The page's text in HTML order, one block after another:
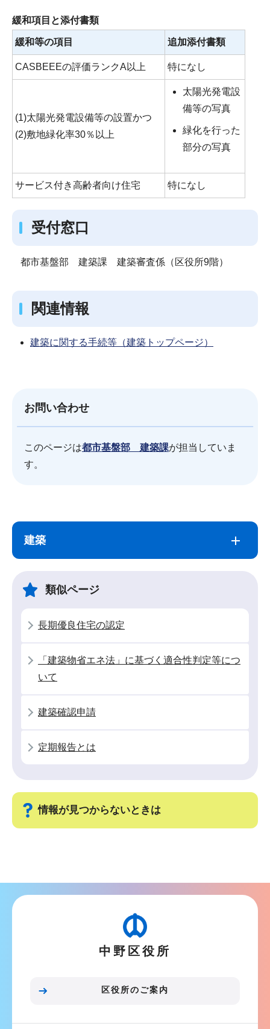
緩和項目と添付書類
緩和等の項目 追加添付書類
CASBEEEの評価ランクA以上 特になし
(1)太陽光発電設備等の設置かつ
(2)敷地緑化率30％以上
太陽光発電設
備等の写真
緑化を行った
部分の写真
サービス付き高齢者向け住宅 特になし
受付窓口
都市基盤部 建築課 建築審査係（区役所9階）
関連情報
建築に関する手続等（建築トップページ）
お問い合わせ
このページは都市基盤部 建築課が担当していま
す。
こ
建築
類似ページ
長期優良住宅の認定
「建築物省エネ法」に基づく適合性判定等につ
いて
建築確認申請
定期報告とは
情報が見つからないときは
ナ
ビ
中野区役所
区役所のご案内